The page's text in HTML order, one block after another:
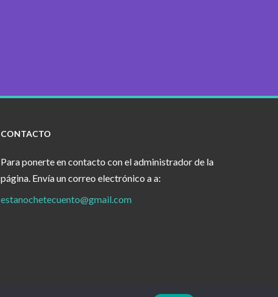
CONTACTO
Para ponerte en contacto con el administrador de la
página. Envía un correo electrónico a a:
estanochetecuento@gmail.com